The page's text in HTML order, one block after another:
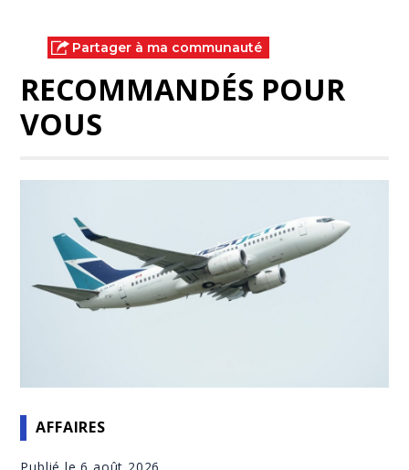
Partager à ma communauté
RECOMMANDÉS POUR
VOUS
AFFAIRES